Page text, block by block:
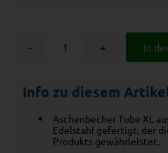
- +
Info zu diesem
Aschenbecher Tube XL
Edelstahl gefertigt, der
Produkts gewährleistet.